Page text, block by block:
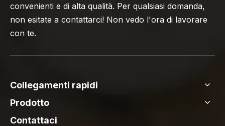
convenienti e di alta qualità. Per qualsiasi domanda,
non esitate a contattarci! Non vedo l'ora di lavorare
con te.
Collegamenti rapidi
Prodotto
Contattaci